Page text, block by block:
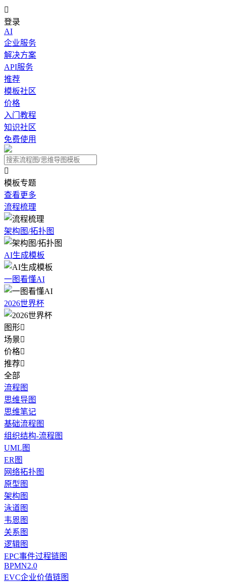

登录
AI
企业服务
解决方案
API服务
推荐
模板社区
价格
入门教程
知识社区
免费使用

模板专题
查看更多
流程梳理
架构图/拓扑图
AI生成模板
一图看懂AI
2026世界杯
图形
场景
价格
推荐
全部
流程图
思维导图
思维笔记
基础流程图
组织结构-流程图
UML图
ER图
网络拓扑图
原型图
架构图
泳道图
韦恩图
关系图
逻辑图
EPC事件过程链图
BPMN2.0
EVC企业价值链图